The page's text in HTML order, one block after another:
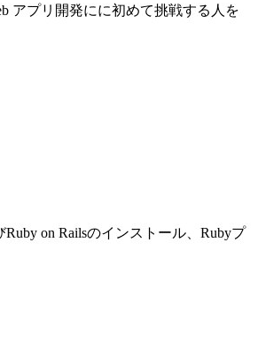
アプリ開発にに初めて挑戦する人を
on Railsのインストール、Rubyプ